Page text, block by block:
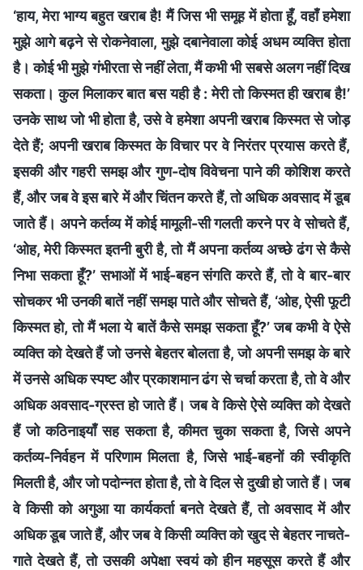
‘हाय, मेरा भाग्य बहुत खराब है! मैं जिस भी समूह में होता हूँ, वहाँ हमेशा
मुझे आगे बढ़ने से रोकनेवाला, मुझे दबानेवाला कोई अधम व्यक्ति होता
है। कोई भी मुझे गंभीरता से नहीं लेता, मैं कभी भी सबसे अलग नहीं दिख
सकता। कुल मिलाकर बात बस यही है : मेरी तो किस्मत ही खराब है!’
उनके साथ जो भी होता है, उसे वे हमेशा अपनी खराब किस्मत से जोड़
देते हैं; अपनी खराब किस्मत के विचार पर वे निरंतर प्रयास करते हैं,
इसकी और गहरी समझ और गुण-दोष विवेचना पाने की कोशिश करते
हैं, और जब वे इस बारे में और चिंतन करते हैं, तो अधिक अवसाद में डूब
जाते हैं। अपने कर्तव्य में कोई मामूली-सी गलती करने पर वे सोचते हैं,
‘ओह, मेरी किस्मत इतनी बुरी है, तो मैं अपना कर्तव्य अच्छे ढंग से कैसे
निभा सकता हूँ?’ सभाओं में भाई-बहन संगति करते हैं, तो वे बार-बार
सोचकर भी उनकी बातें नहीं समझ पाते और सोचते हैं, ‘ओह, ऐसी फूटी
किस्मत हो, तो मैं भला ये बातें कैसे समझ सकता हूँ?’ जब कभी वे ऐसे
व्यक्ति को देखते हैं जो उनसे बेहतर बोलता है, जो अपनी समझ के बारे
में उनसे अधिक स्पष्ट और प्रकाशमान ढंग से चर्चा करता है, तो वे और
अधिक अवसाद-ग्रस्त हो जाते हैं। जब वे किसे ऐसे व्यक्ति को देखते
हैं जो कठिनाइयाँ सह सकता है, कीमत चुका सकता है, जिसे अपने
कर्तव्य-निर्वहन में परिणाम मिलता है, जिसे भाई-बहनों की स्वीकृति
मिलती है, और जो पदोन्नत होता है, तो वे दिल से दुखी हो जाते हैं। जब
वे किसी को अगुआ या कार्यकर्ता बनते देखते हैं, तो अवसाद में और
अधिक डूब जाते हैं, और जब वे किसी व्यक्ति को खुद से बेहतर नाचते-
गाते देखते हैं, तो उसकी अपेक्षा स्वयं को हीन महसूस करते हैं और